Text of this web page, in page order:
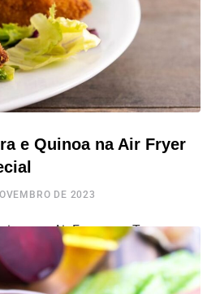
e Quinoa na Air Fryer
DE 2023
na Air Fryer com Toque
a vocês o Quibe de Abóbora e
versão moderna e saudável do